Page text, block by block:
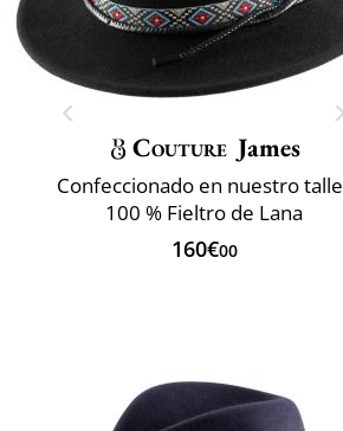
Couture James
Confeccionado en nuestro
100 % Fieltro de Lana
160€00